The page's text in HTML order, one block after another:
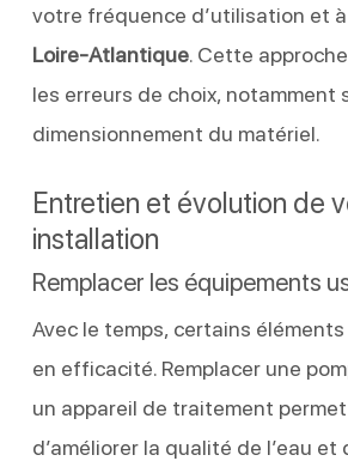
votre fréquence d’utilisation et
Loire-Atlantique. Cette
les erreurs de choix, notamment
dimensionnement du matériel.
Entretien et évolution de
installation
Remplacer les équipements
Avec le temps, certains
en efficacité. Remplacer une
un appareil de traitement
d’améliorer la qualité de l’eau